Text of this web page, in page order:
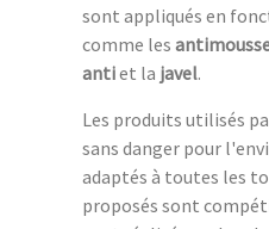
sont appliqués en
comme les
antiet la javel.
Les produits utilisés
sans danger pour
adaptés à toutes les
proposés sont